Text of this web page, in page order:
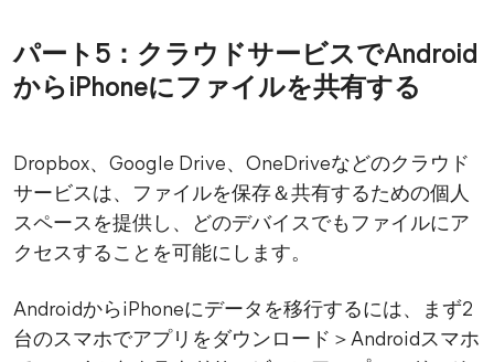
パート5：クラウドサービスでAndroid
からiPhoneにファイルを共有する
Dropbox、Google Drive、OneDriveなどのクラウド
サービスは、ファイルを保存＆共有するための個人
スペースを提供し、どのデバイスでもファイルにア
クセスすることを可能にします。
AndroidからiPhoneにデータを移行するには、まず2
台のスマホでアプリをダウンロード＞Androidスマホ